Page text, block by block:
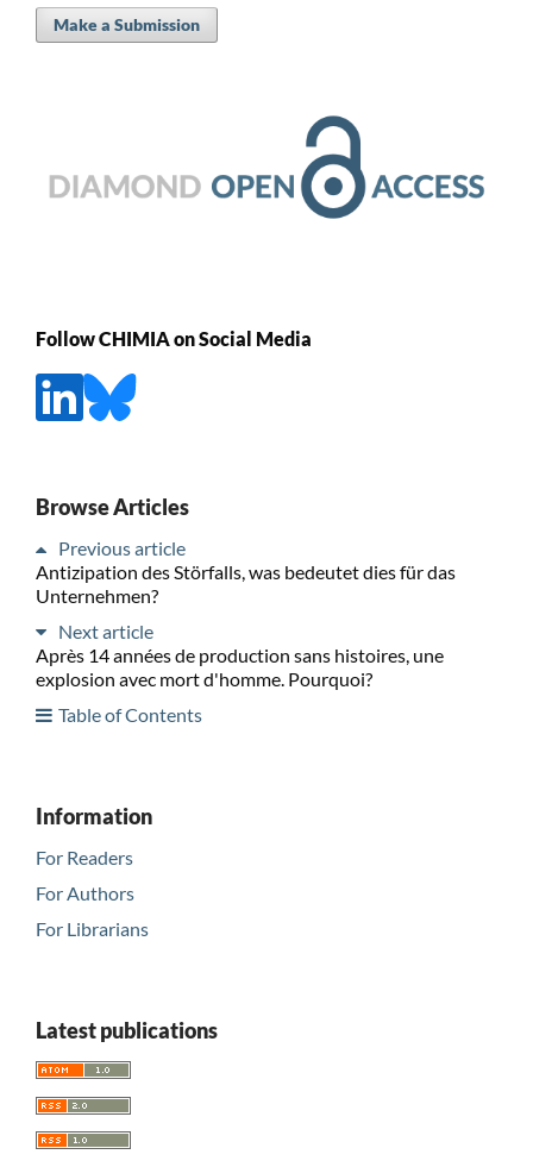
Make a Submission
Follow CHIMIA on Social Media
Browse Articles
Previous article
Antizipation des Störfalls, was bedeutet dies für das
Unternehmen?
Next article
Après 14 années de production sans histoires, une
explosion avec mort d'homme. Pourquoi?
Table of Contents
Information
For Readers
For Authors
For Librarians
Latest publications